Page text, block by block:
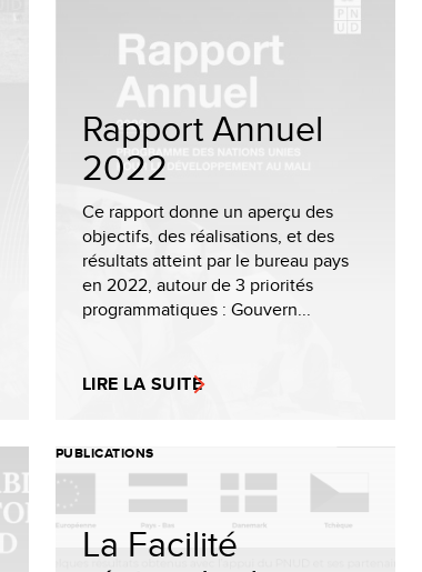
Rapport Annuel
2022
Ce rapport donne un aperçu des
objectifs, des réalisations, et des
résultats atteint par le bureau pays
en 2022, autour de 3 priorités
programmatiques : Gouvern...
LIRE LA SUITE
PUBLICATIONS
La Facilité